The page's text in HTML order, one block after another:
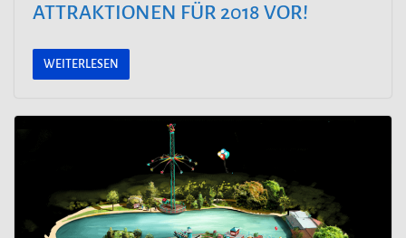
ATTRAKTIONEN FÜR 2018 VOR!
WEITERLESEN